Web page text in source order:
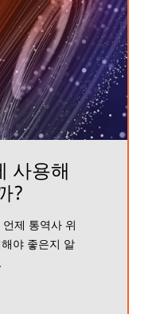
사용해
?
제 통역사 위
야 좋은지 알